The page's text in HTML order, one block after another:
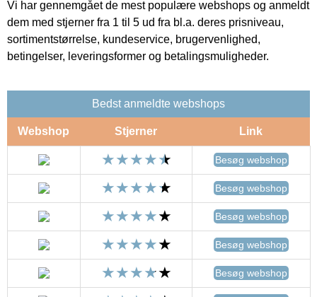
Vi har gennemgået de mest populære webshops og anmeldt
dem med stjerner fra 1 til 5 ud fra bl.a. deres prisniveau,
sortimentstørrelse, kundeservice, brugervenlighed,
betingelser, leveringsformer og betalingsmuligheder.
Bedst anmeldte webshops
Webshop Stjerner Link
Besøg webshop
Besøg webshop
Besøg webshop
Besøg webshop
Besøg webshop